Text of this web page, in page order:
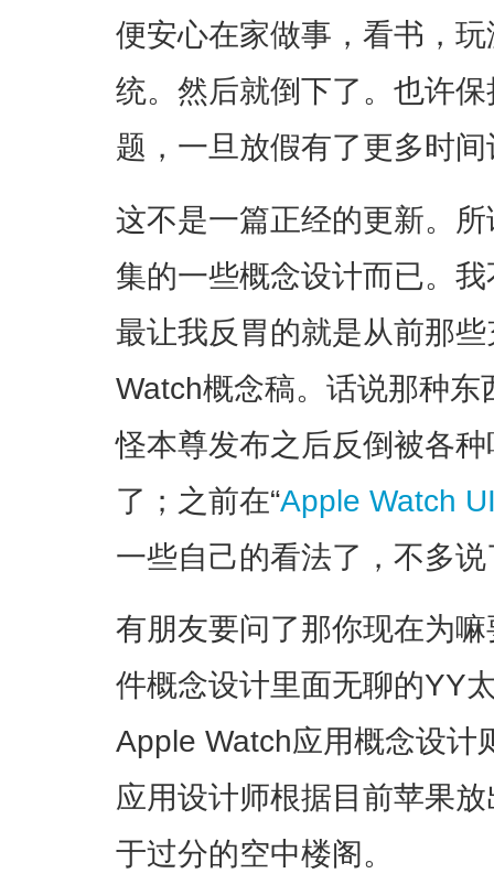
便安心在家做事，看书，
统。然后就倒下了。也许
题，一旦放假有了更多时
这不是一篇正经的更新。
集的一些概念设计而已。
最让我反胃的就是从前那
Watch概念稿。话说那种
怪本尊发布之后反倒被各
了；之前在“Apple Watch
一些自己的看法了，不多说
有朋友要问了那你现在为
件概念设计里面无聊的YY
Apple Watch应用概念设计
应用设计师根据目前苹果
于过分的空中楼阁。